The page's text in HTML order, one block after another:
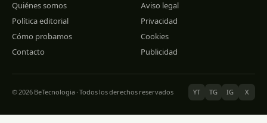
Quiénes somos
Política editorial
Cómo probamos
Contacto
Aviso legal
Privacidad
Cookies
Publicidad
© 2026 BeTecnologia · Todos los derechos reservados YT TG IG X